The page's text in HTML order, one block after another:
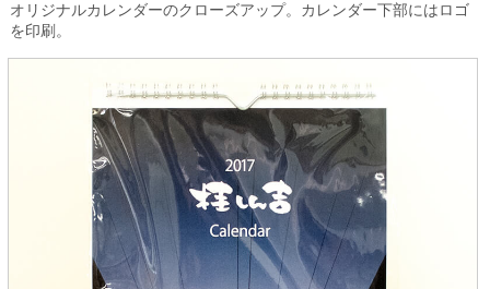
オリジナルカレンダーのクローズアップ。カレンダー下部にはロゴ
を印刷。